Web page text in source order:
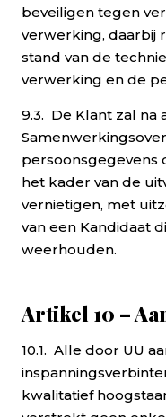
beveiligen tegen
verwerking, daarbij
stand van de
verwerking en de
9.3. De Klant zal na
persoonsgegevens
het kader van de
vernietigen, met
van een Kandidaat
weerhouden.
Artikel 10 –
10.1. Alle door UU
kwalitatief